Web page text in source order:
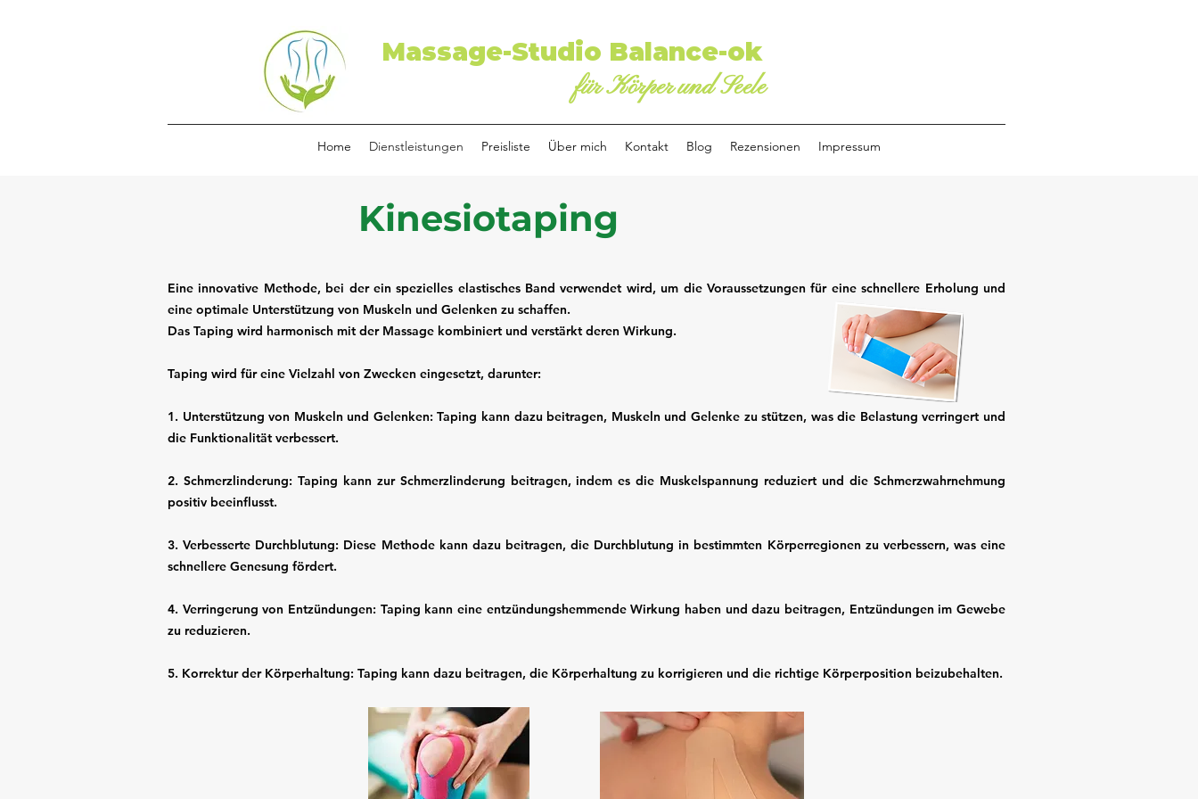
Massage-Studio Balance-ok
für Körper und Seele
Home Dienstleistungen Preisliste Über mich Kontakt Blog Rezensionen Impressum
Kinesiotaping
Eine innovative Methode, bei der ein spezielles elastisches Band verwendet wird, um die Voraussetzungen für eine schnellere Erholung und
eine optimale Unterstützung von Muskeln und Gelenken zu schaffen.
Das Taping wird harmonisch mit der Massage kombiniert und verstärkt deren Wirkung.
Taping wird für eine Vielzahl von Zwecken eingesetzt, darunter:
1. Unterstützung von Muskeln und Gelenken: Taping kann dazu beitragen, Muskeln und Gelenke zu stützen, was die Belastung verringert und
die Funktionalität verbessert.
2. Schmerzlinderung: Taping kann zur Schmerzlinderung beitragen, indem es die Muskelspannung reduziert und die Schmerzwahrnehmung
positiv beeinflusst.
3. Verbesserte Durchblutung: Diese Methode kann dazu beitragen, die Durchblutung in bestimmten Körperregionen zu verbessern, was eine
schnellere Genesung fördert.
4. Verringerung von Entzündungen: Taping kann eine entzündungshemmende Wirkung haben und dazu beitragen, Entzündungen im Gewebe
zu reduzieren.
5. Korrektur der Körperhaltung: Taping kann dazu beitragen, die Körperhaltung zu korrigieren und die richtige Körperposition beizubehalten.